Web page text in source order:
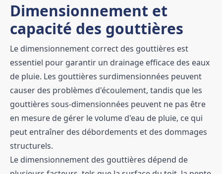
Dimensionnement et
capacité des gouttières
Le dimensionnement correct des gouttières est
essentiel pour garantir un drainage efficace des eaux
de pluie. Les gouttières surdimensionnées peuvent
causer des problèmes d'écoulement, tandis que les
gouttières sous-dimensionnées peuvent ne pas être
en mesure de gérer le volume d'eau de pluie, ce qui
peut entraîner des débordements et des dommages
structurels.
Le dimensionnement des gouttières dépend de